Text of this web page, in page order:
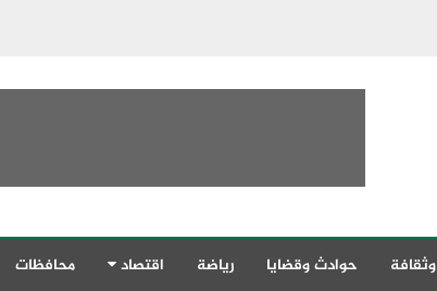
حوادث وقضايا رياضة اقتصاد محافظات